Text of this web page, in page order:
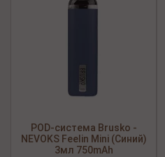
POD-система Brusko -
NEVOKS Feelin Mini (Синий)
3мл 750mAh